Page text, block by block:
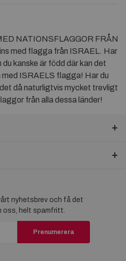
NATIONSFLAGGOR FRÅN
med flagga från ISRAEL. Har
kanske är född där kan det
ISRAELS flagga! Har du
då naturligtvis mycket trevligt
från alla dessa länder!
nyhetsbrev och få det
oss, helt spamfritt.
Prenumerera